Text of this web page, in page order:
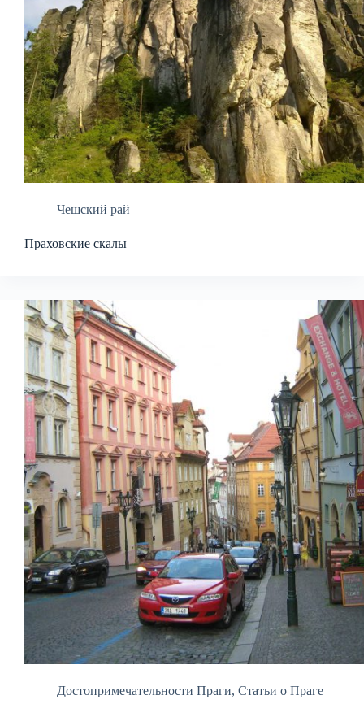
Чешский рай
Праховские скалы
Достопримечательности Праги, Статьи о Праге